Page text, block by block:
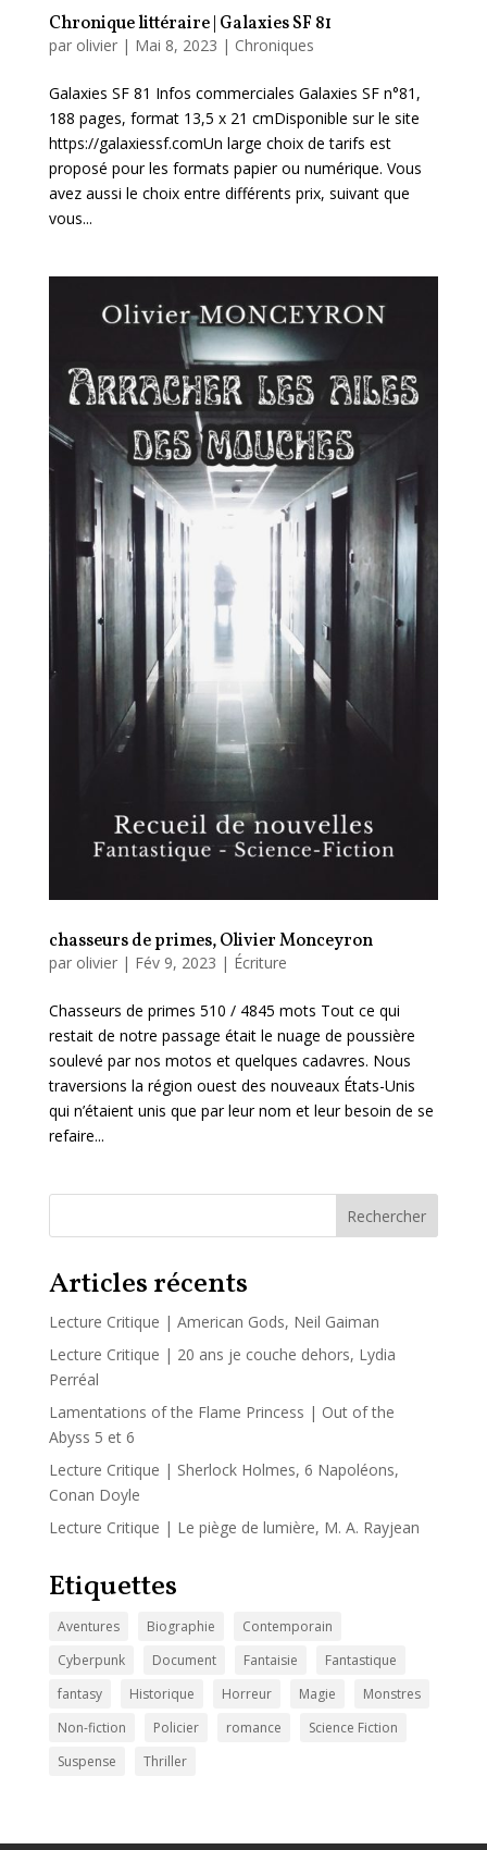
Chronique littéraire | Galaxies SF 81
par olivier| Mai 8, 2023 | Chroniques
Galaxies SF 81 Infos commerciales Galaxies SF n°81,
188 pages, format 13,5 x 21 cmDisponible sur le site
https://galaxiessf.comUn large choix de tarifs est
proposé pour les formats papier ou numérique. Vous
avez aussi le choix entre différents prix, suivant que
vous...
chasseurs de primes, Olivier Monceyron
par olivier| Fév 9, 2023 | Écriture
Chasseurs de primes 510 / 4845 mots Tout ce qui
restait de notre passage était le nuage de poussière
soulevé par nos motos et quelques cadavres. Nous
traversions la région ouest des nouveaux États-Unis
qui n’étaient unis que par leur nom et leur besoin de se
refaire...
Rechercher
Articles récents
Lecture Critique | American Gods, Neil Gaiman
Lecture Critique | 20 ans je couche dehors, Lydia
Perréal
Lamentations of the Flame Princess | Out of the
Abyss 5 et 6
Lecture Critique | Sherlock Holmes, 6 Napoléons,
Conan Doyle
Lecture Critique | Le piège de lumière, M. A. Rayjean
Etiquettes
Aventures Biographie
Contemporain
Cyberpunk
Document Fantaisie
Fantastique
fantasy
Historique Horreur Magie
Monstres
Non-fiction
Policier romance
Science Fiction
Suspense
Thriller